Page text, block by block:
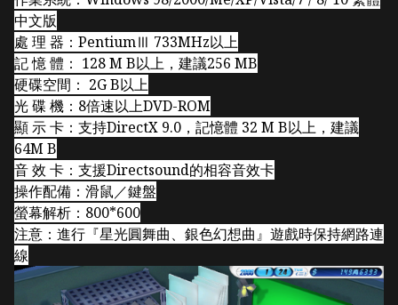
中文版
處 理 器：PentiumⅢ 733MHz以上
記 憶 體： 128 M B以上，建議256 MB
硬碟空間： 2G B以上
光 碟 機：8倍速以上DVD-ROM
顯 示 卡：支持DirectX 9.0，記憶體 32 M B以上，建議
64M B
音 效 卡：支援Directsound的相容音效卡
操作配備：滑鼠／鍵盤
螢幕解析：800*600
注意：進行『星光圓舞曲、銀色幻想曲』遊戲時保持網路連
線